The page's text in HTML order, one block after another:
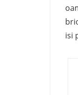
isi